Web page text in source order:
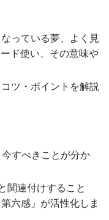
っている夢、よく見
ド使い、その意味や
ツ・ポイントを解説
すべきことが分か
関連付けすること
六感」が活性化しま